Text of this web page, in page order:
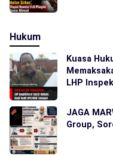
Hukum
Kuasa
LHP
JAGA
Group,